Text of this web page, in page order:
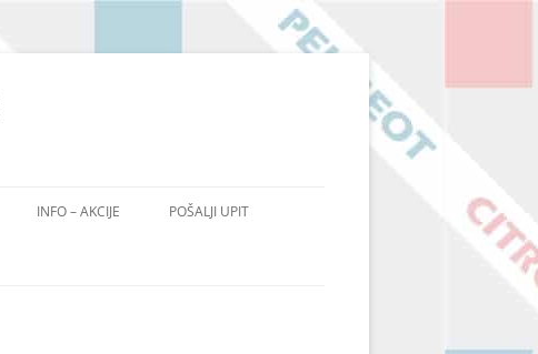
INFO – AKCIJE POŠALJI UPIT